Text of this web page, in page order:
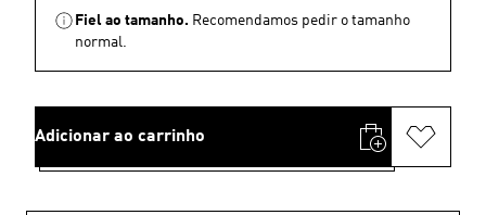
Fiel ao tamanho. Recomendamos pedir o tamanho
normal.
Adicionar ao carrinho